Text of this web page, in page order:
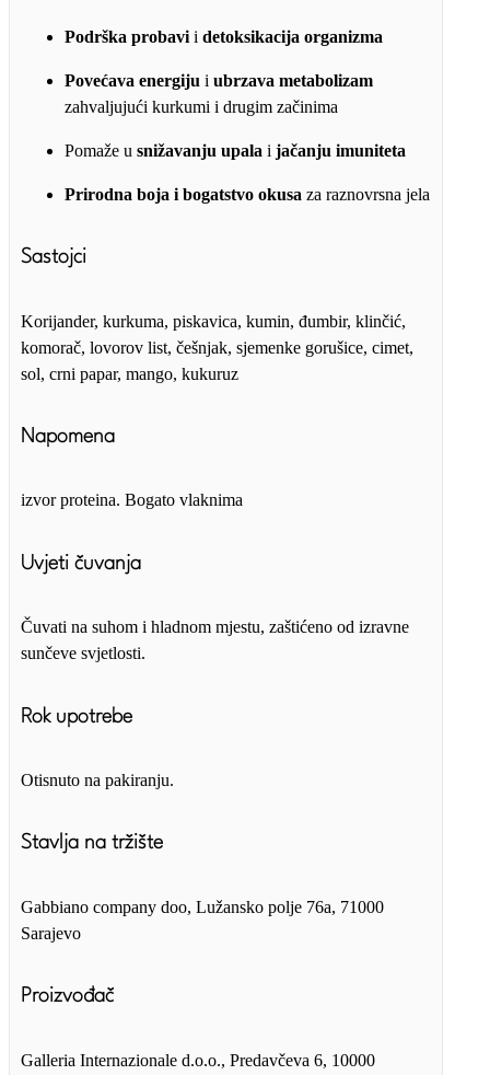
Podrška probavi i detoksikacija organizma
Povećava energiju i ubrzava metabolizam
zahvaljujući kurkumi i drugim začinima
Pomaže u snižavanju upala i jačanju imuniteta
Prirodna boja i bogatstvo okusa za raznovrsna jela
Sastojci
Korijander, kurkuma, piskavica, kumin, đumbir, klinčić,
komorač, lovorov list, češnjak, sjemenke gorušice, cimet,
sol, crni papar, mango, kukuruz
Napomena
izvor proteina. Bogato vlaknima
Uvjeti čuvanja
Čuvati na suhom i hladnom mjestu, zaštićeno od izravne
sunčeve svjetlosti.
Rok upotrebe
Otisnuto na pakiranju.
Stavlja na tržište
Gabbiano company doo, Lužansko polje 76a, 71000
Sarajevo
Proizvođač
Galleria Internazionale d.o.o., Predavčeva 6, 10000